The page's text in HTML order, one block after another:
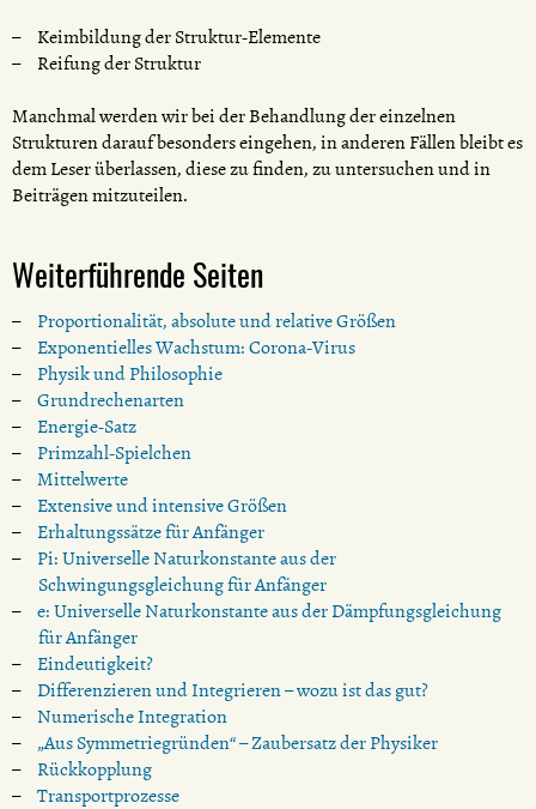
Keimbildung der Struktur-Elemente
Reifung der Struktur
Manchmal werden wir bei der Behandlung der einzelnen
Strukturen darauf besonders eingehen, in anderen Fällen bleibt es
dem Leser überlassen, diese zu finden, zu untersuchen und in
Beiträgen mitzuteilen.
Weiterführende Seiten
Proportionalität, absolute und relative Größen
Exponentielles Wachstum: Corona-Virus
Physik und Philosophie
Grundrechenarten
Energie-Satz
Primzahl-Spielchen
Mittelwerte
Extensive und intensive Größen
Erhaltungssätze für Anfänger
Pi: Universelle Naturkonstante aus der
Schwingungsgleichung für Anfänger
e: Universelle Naturkonstante aus der Dämpfungsgleichung
für Anfänger
Eindeutigkeit?
Differenzieren und Integrieren – wozu ist das gut?
Numerische Integration
„Aus Symmetriegründen“ – Zaubersatz der Physiker
Rückkopplung
Transportprozesse